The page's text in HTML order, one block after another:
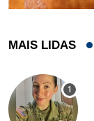
MAIS LIDAS